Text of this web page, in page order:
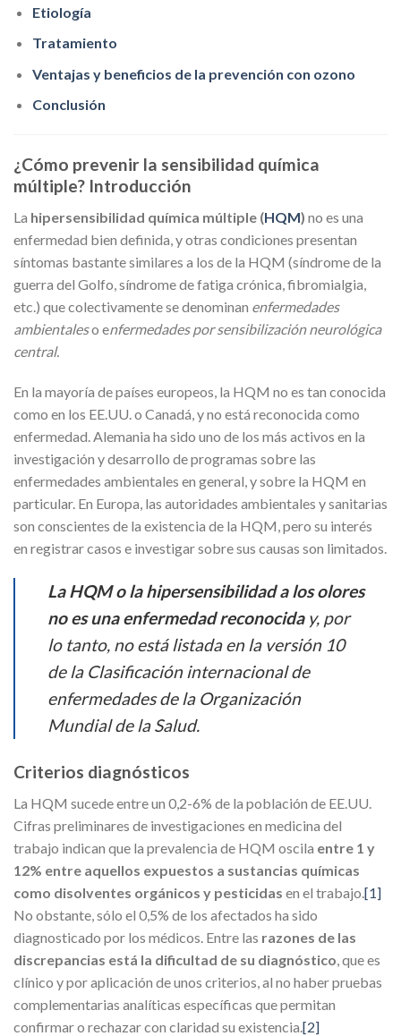
Etiología
Tratamiento
Ventajas y beneficios de la prevención con ozono
Conclusión
¿Cómo prevenir la sensibilidad química
múltiple? Introducción
La hipersensibilidad química múltiple (HQM) no es una
enfermedad bien definida, y otras condiciones presentan
síntomas bastante similares a los de la HQM (síndrome de la
guerra del Golfo, síndrome de fatiga crónica, fibromialgia,
etc.) que colectivamente se denominan enfermedades
ambientaleso enfermedades por sensibilización neurológica
central.
En la mayoría de países europeos, la HQM no es tan conocida
como en los EE.UU. o Canadá, y no está reconocida como
enfermedad. Alemania ha sido uno de los más activos en la
investigación y desarrollo de programas sobre las
enfermedades ambientales en general, y sobre la HQM en
particular. En Europa, las autoridades ambientales y sanitarias
son conscientes de la existencia de la HQM, pero su interés
en registrar casos e investigar sobre sus causas son limitados.
La HQM o la hipersensibilidad a los olores
no es una enfermedad reconociday, por
lo tanto, no está listada en la versión 10
de la Clasificación internacional de
enfermedades de la Organización
Mundial de la Salud.
Criterios diagnósticos
La HQM sucede entre un 0,2-6% de la población de EE.UU.
Cifras preliminares de investigaciones en medicina del
trabajo indican que la prevalencia de HQM oscila entre 1 y
12% entre aquellos expuestos a sustancias químicas
como disolventes orgánicos y pesticidas en el trabajo. [1]
No obstante, sólo el 0,5% de los afectados ha sido
diagnosticado por los médicos. Entre las razones de las
discrepancias está la dificultad de su diagnóstico , que es
clínico y por aplicación de unos criterios, al no haber pruebas
complementarias analíticas específicas que permitan
confirmar o rechazar con claridad su existencia. [2]